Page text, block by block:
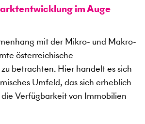
im Auge
mit der Mikro- und Makro-
österreichische
betrachten. Hier handelt es sich
Umfeld, das sich erheblich
Verfügbarkeit von Immobilien